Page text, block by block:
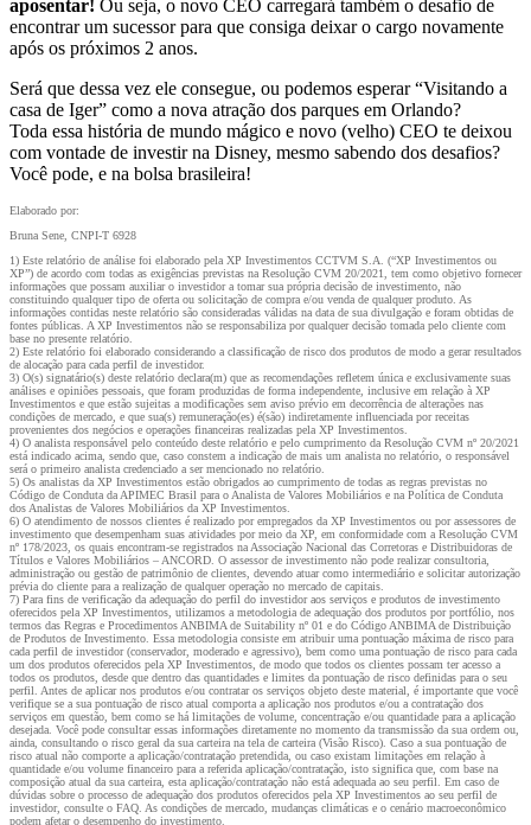
aposentar! Ou seja, o novo CEO carregará também o desafio de
encontrar um sucessor para que consiga deixar o cargo novamente
após os próximos 2 anos.
Será que dessa vez ele consegue, ou podemos esperar “Visitando a
casa de Iger” como a nova atração dos parques em Orlando?
Toda essa história de mundo mágico e novo (velho) CEO te deixou
com vontade de investir na Disney, mesmo sabendo dos desafios?
Você pode, e na bolsa brasileira!
Elaborado por:
Bruna Sene, CNPI-T 6928
1) Este relatório de análise foi elaborado pela XP Investimentos CCTVM S.A. (“XP Investimentos ou
XP”) de acordo com todas as exigências previstas na Resolução CVM 20/2021, tem como objetivo fornecer
informações que possam auxiliar o investidor a tomar sua própria decisão de investimento, não
constituindo qualquer tipo de oferta ou solicitação de compra e/ou venda de qualquer produto. As
informações contidas neste relatório são consideradas válidas na data de sua divulgação e foram obtidas de
fontes públicas. A XP Investimentos não se responsabiliza por qualquer decisão tomada pelo cliente com
base no presente relatório.
2) Este relatório foi elaborado considerando a classificação de risco dos produtos de modo a gerar resultados
de alocação para cada perfil de investidor.
3) O(s) signatário(s) deste relatório declara(m) que as recomendações refletem única e exclusivamente suas
análises e opiniões pessoais, que foram produzidas de forma independente, inclusive em relação à XP
Investimentos e que estão sujeitas a modificações sem aviso prévio em decorrência de alterações nas
condições de mercado, e que sua(s) remuneração(es) é(são) indiretamente influenciada por receitas
provenientes dos negócios e operações financeiras realizadas pela XP Investimentos.
4) O analista responsável pelo conteúdo deste relatório e pelo cumprimento da Resolução CVM nº 20/2021
está indicado acima, sendo que, caso constem a indicação de mais um analista no relatório, o responsável
será o primeiro analista credenciado a ser mencionado no relatório.
5) Os analistas da XP Investimentos estão obrigados ao cumprimento de todas as regras previstas no
Código de Conduta da APIMEC Brasil para o Analista de Valores Mobiliários e na Política de Conduta
dos Analistas de Valores Mobiliários da XP Investimentos.
6) O atendimento de nossos clientes é realizado por empregados da XP Investimentos ou por assessores de
investimento que desempenham suas atividades por meio da XP, em conformidade com a Resolução CVM
nº 178/2023, os quais encontram-se registrados na Associação Nacional das Corretoras e Distribuidoras de
Títulos e Valores Mobiliários – ANCORD. O assessor de investimento não pode realizar consultoria,
administração ou gestão de patrimônio de clientes, devendo atuar como intermediário e solicitar autorização
prévia do cliente para a realização de qualquer operação no mercado de capitais.
7) Para fins de verificação da adequação do perfil do investidor aos serviços e produtos de investimento
oferecidos pela XP Investimentos, utilizamos a metodologia de adequação dos produtos por portfólio, nos
termos das Regras e Procedimentos ANBIMA de Suitability nº 01 e do Código ANBIMA de Distribuição
de Produtos de Investimento. Essa metodologia consiste em atribuir uma pontuação máxima de risco para
cada perfil de investidor (conservador, moderado e agressivo), bem como uma pontuação de risco para cada
um dos produtos oferecidos pela XP Investimentos, de modo que todos os clientes possam ter acesso a
todos os produtos, desde que dentro das quantidades e limites da pontuação de risco definidas para o seu
perfil. Antes de aplicar nos produtos e/ou contratar os serviços objeto deste material, é importante que você
verifique se a sua pontuação de risco atual comporta a aplicação nos produtos e/ou a contratação dos
serviços em questão, bem como se há limitações de volume, concentração e/ou quantidade para a aplicação
desejada. Você pode consultar essas informações diretamente no momento da transmissão da sua ordem ou,
ainda, consultando o risco geral da sua carteira na tela de carteira (Visão Risco). Caso a sua pontuação de
risco atual não comporte a aplicação/contratação pretendida, ou caso existam limitações em relação à
quantidade e/ou volume financeiro para a referida aplicação/contratação, isto significa que, com base na
composição atual da sua carteira, esta aplicação/contratação não está adequada ao seu perfil. Em caso de
dúvidas sobre o processo de adequação dos produtos oferecidos pela XP Investimentos ao seu perfil de
investidor, consulte o FAQ. As condições de mercado, mudanças climáticas e o cenário macroeconômico
podem afetar o desempenho do investimento.